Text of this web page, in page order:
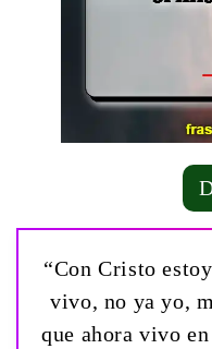
“Con Cristo
vivo, no ya yo,
que ahora vivo